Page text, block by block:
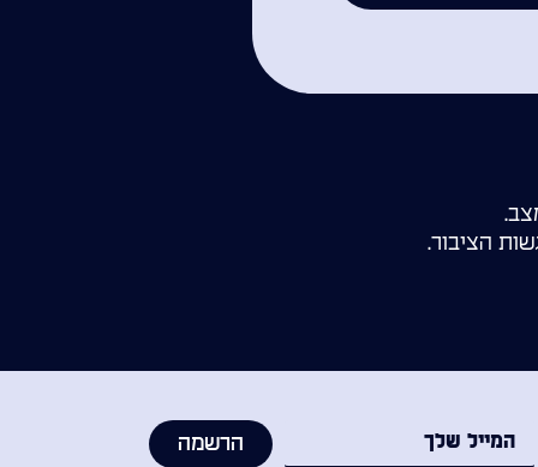
הציבור.
הרשמה